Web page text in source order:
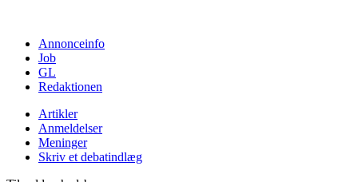
Annonceinfo
Job
GL
Redaktionen
Artikler
Anmeldelser
Meninger
Skriv et debatindlæg